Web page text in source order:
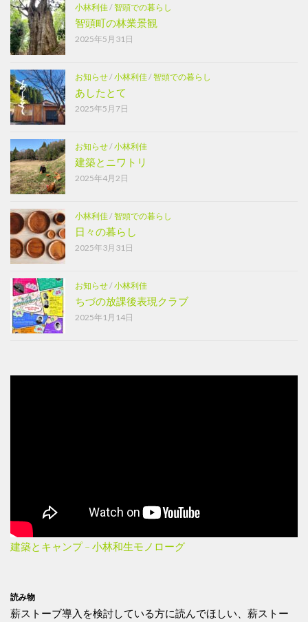
小林利佳/智頭での暮らし
智頭町の林業景観
2025年5月31日
お知らせ/小林利佳/智頭での暮らし
あしたとて
2025年5月7日
お知らせ/小林利佳
建築とニワトリ
2025年4月2日
小林利佳/智頭での暮らし
日々の暮らし
2025年3月31日
お知らせ/小林利佳
ちづの放課後表現クラブ
2025年1月14日
建築とキャンプ – 小林和生モノローグ
読み物
薪ストーブ導入を検討している方に読んでほしい、薪ストー